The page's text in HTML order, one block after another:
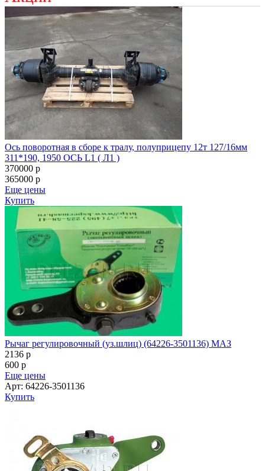
Ось поворотная в сборе к тралу, полуприцепу 12т 127/16мм
311*190, 1950 ОСЬ L1 ( Л1 )
370000 p
365000 p
Еще цены
Купить
Рычаг регулировочный (уз.шлиц) (64226-3501136) МАЗ
2136 p
600 p
Еще цены
Арт: 64226-3501136
Купить